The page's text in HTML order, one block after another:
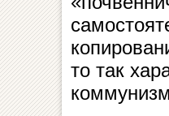
то так